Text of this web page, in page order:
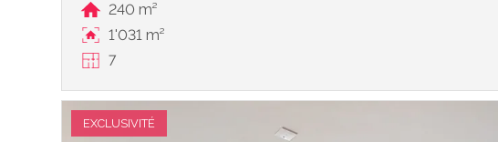
240 m²
1'031 m²
7
EXCLUSIVITÉ